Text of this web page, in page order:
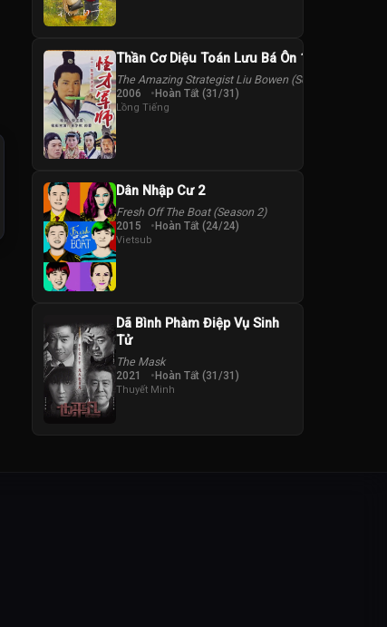
Thần Cơ Diệu Toán Lưu Bá Ôn 1
The Amazing Strategist Liu Bowen (Season 1)
2006 Hoàn Tất (31/31)
Lồng Tiếng
Dân Nhập Cư 2
Fresh Off The Boat (Season 2)
2015 Hoàn Tất (24/24)
Vietsub
Dã Bình Phàm Điệp Vụ Sinh
Tử
The Mask
2021 Hoàn Tất (31/31)
Thuyết Minh